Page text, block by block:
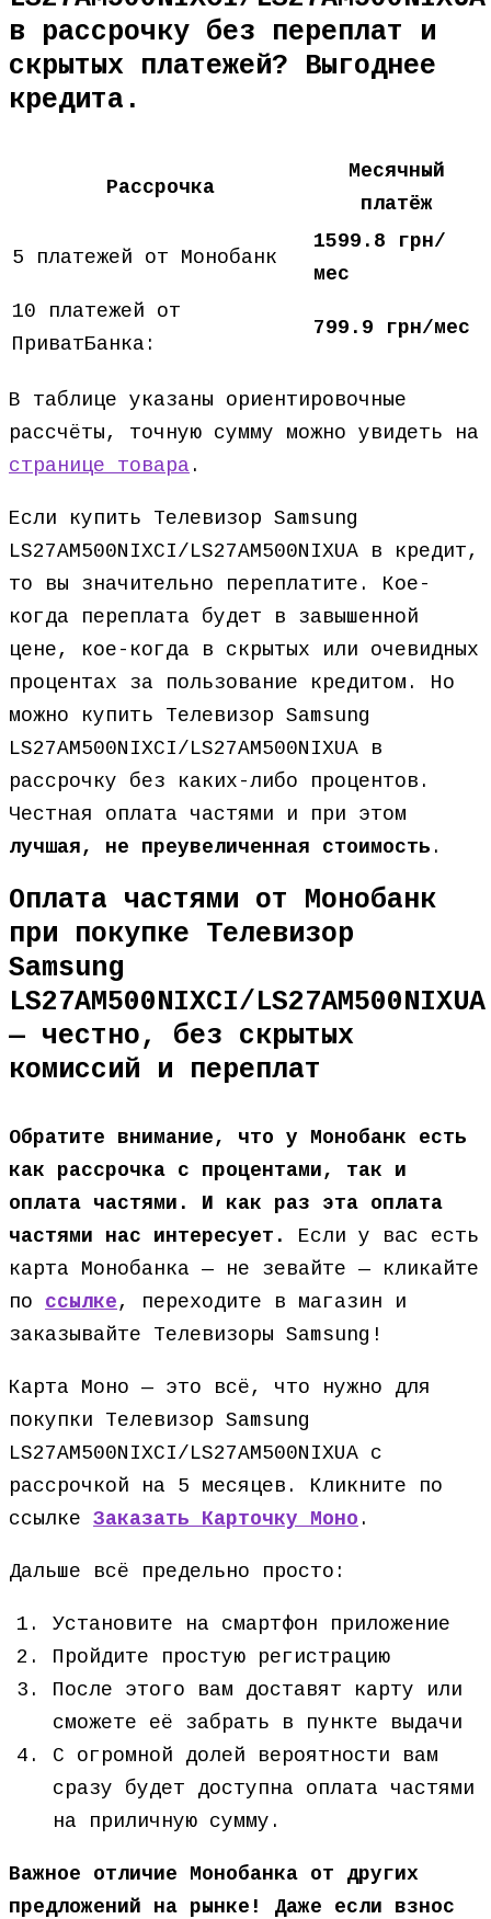
в рассрочку без переплат и
скрытых платежей? Выгоднее
кредита.
Рассрочка
Месячный
платёж
5 платежей от Монобанк
1599.8 грн/
мес
10 платежей от
ПриватБанка:
799.9 грн/мес
В таблице указаны ориентировочные
рассчёты, точную сумму можно увидеть на
странице товара .
Если купить Телевизор Samsung
LS27AM500NIXCI/LS27AM500NIXUA в кредит,
то вы значительно переплатите. Кое-
когда переплата будет в завышенной
цене, кое-когда в скрытых или очевидных
процентах за пользование кредитом. Но
можно купить Телевизор Samsung
LS27AM500NIXCI/LS27AM500NIXUA в
рассрочку без каких-либо процентов.
Честная оплата частями и при этом
лучшая, не преувеличенная стоимость .
Оплата частями от Монобанк
при покупке Телевизор
Samsung
LS27AM500NIXCI/LS27AM500NIXUA
— честно, без скрытых
комиссий и переплат
Обратите внимание, что у Монобанк есть
как рассрочка с процентами, так и
оплата частями. И как раз эта оплата
частями нас интересует.
Если у вас есть
карта Монобанка — не зевайте — кликайте
по ссылке, переходите в магазин и
заказывайте Телевизоры Samsung!
Карта Моно — это всё, что нужно для
покупки Телевизор Samsung
LS27AM500NIXCI/LS27AM500NIXUA с
рассрочкой на 5 месяцев. Кликните по
ссылке Заказать Карточку Моно .
Дальше всё предельно просто:
Установите на смартфон приложение
Пройдите простую регистрацию
После этого вам доставят карту или
сможете её забрать в пункте выдачи
С огромной долей вероятности вам
сразу будет доступна оплата частями
на приличную сумму.
Важное отличие Монобанка от других
предложений на рынке! Даже если взнос